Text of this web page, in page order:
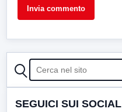
CERCA
SEGUICI SUI SOCIAL